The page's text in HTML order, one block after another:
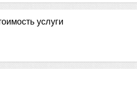
услуги